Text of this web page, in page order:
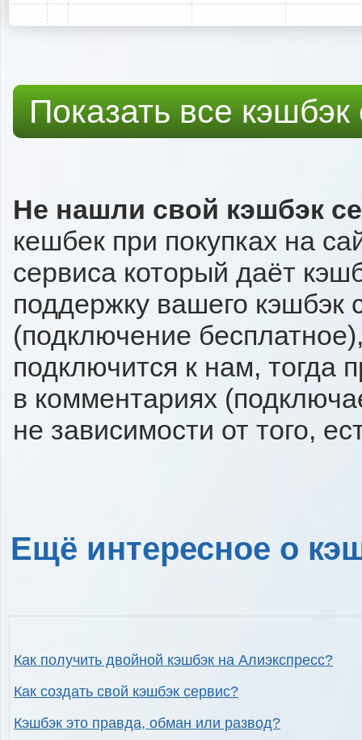
Показать все
Не нашли свой кэшбэк
кешбек при покупках на
сервиса который даёт
поддержку вашего кэшбэк
(подключение
подключится к нам, тогда
в комментариях
не зависимости от того,
Ещё интересное о
Как получить двойной кэшбэк на Алиэкспресс?
Как создать свой кэшбэк сервис?
Кэшбэк это правда, обман или развод?